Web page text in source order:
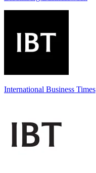
International Business Times